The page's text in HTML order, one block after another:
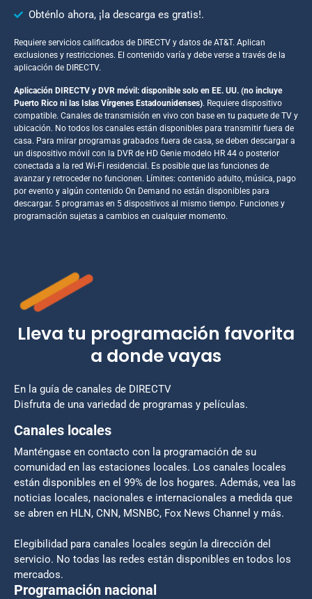
Obténlo ahora, ¡la descarga es gratis!.
Requiere servicios calificados de DIRECTV y datos de AT&T. Aplican
exclusiones y restricciones. El contenido varía y debe verse a través de la
aplicación de DIRECTV.
Aplicación DIRECTV y DVR móvil: disponible solo en EE. UU. (no incluye
Puerto Rico ni las Islas Vírgenes Estadounidenses). Requiere dispositivo
compatible. Canales de transmisión en vivo con base en tu paquete de TV y
ubicación. No todos los canales están disponibles para transmitir fuera de
casa. Para mirar programas grabados fuera de casa, se deben descargar a
un dispositivo móvil con la DVR de HD Genie modelo HR 44 o posterior
conectada a la red Wi-Fi residencial. Es posible que las funciones de
avanzar y retroceder no funcionen. Límites: contenido adulto, música, pago
por evento y algún contenido On Demand no están disponibles para
descargar. 5 programas en 5 dispositivos al mismo tiempo. Funciones y
programación sujetas a cambios en cualquier momento.
Lleva tu programación favorita
a donde vayas
En la guía de canales de DIRECTV
Disfruta de una variedad de programas y películas.
Canales locales
Manténgase en contacto con la programación de su
comunidad en las estaciones locales. Los canales locales
están disponibles en el 99% de los hogares. Además, vea las
noticias locales, nacionales e internacionales a medida que
se abren en HLN, CNN, MSNBC, Fox News Channel y más.
Elegibilidad para canales locales según la dirección del
servicio. No todas las redes están disponibles en todos los
mercados.
Programación nacional